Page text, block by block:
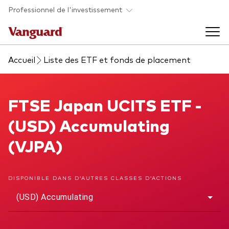
Skip to main content
Professionnel de l'investissement
Fonds et ETFs
Tous les produits
Analyses et événements
Back to main menu
À propos de Vanguard
À propos de Vanguard
Accueil Liste des ETF et fonds de placement
FTSE Japan UCITS ETF
FTSE Japan UCITS ETF -
(USD) Accumulating
(VJPA)
DISPONIBLE DANS D’AUTRES CLASSES D’ACTIONS
(USD) Accumulating